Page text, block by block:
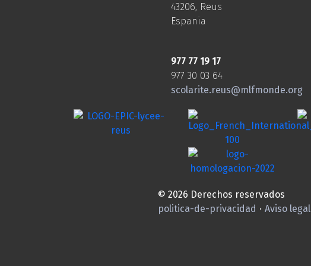
43206, Reus
Espania
977 77 19 17
977 30 03 64
scolarite.reus@mlfmonde.org
© 2026 Derechos reservados
politica-de-privacidad · Aviso legal